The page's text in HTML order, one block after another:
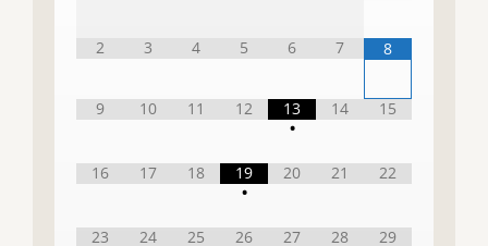
2 3 4 5 6 7 8
9 10 11 12
13
•
14 15
16 17 18
19
•
20 21 22
23 24 25 26 27 28 29